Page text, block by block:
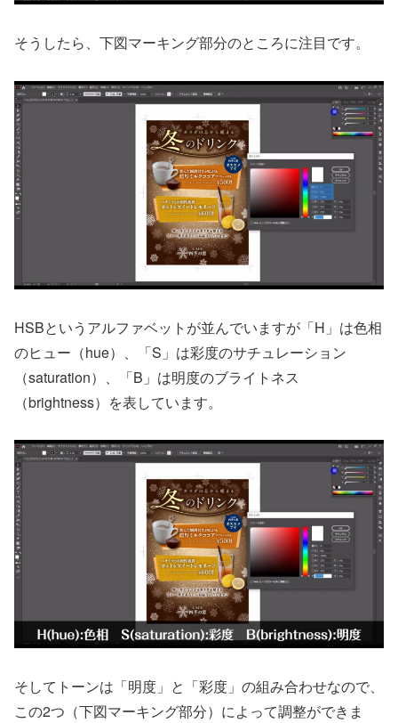
そうしたら、下図マーキング部分のところに注目です。
HSBというアルファベットが並んでいますが「H」は色相
のヒュー（hue）、「S」は彩度のサチュレーション
（saturation）、「B」は明度のブライトネス
（brightness）を表しています。
そしてトーンは「明度」と「彩度」の組み合わせなので、
この2つ（下図マーキング部分）によって調整ができま